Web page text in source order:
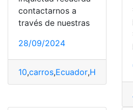
contactarnos a
través de nuestras
28/09/2024
10,carros,Ecuador,Híbridos